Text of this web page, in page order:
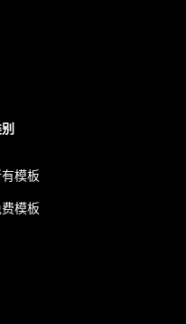
模板
模板